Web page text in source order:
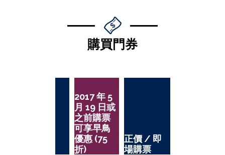
購買門券
2017 年 5
月 19 日或
之前購票
可享早鳥
優惠 (75
折)
正價 / 即
場購票